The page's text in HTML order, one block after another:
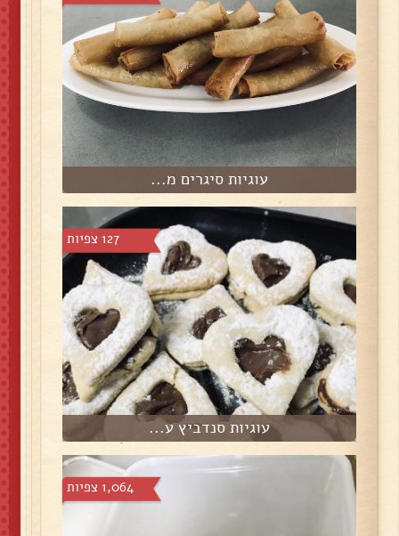
עוגיות סיגרים מ...
127 צפיות
עוגיות סנדביץ ע...
1,064 צפיות